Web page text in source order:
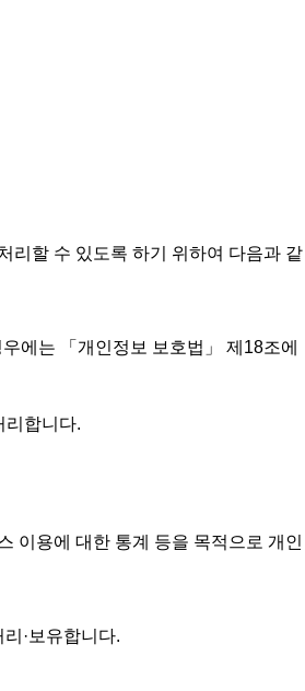
리할 수 있도록 하기 위하여 다음과 같
에는 「개인정보 보호법」 제18조에
리합니다.
이용에 대한 통계 등을 목적으로 개인
·보유합니다.